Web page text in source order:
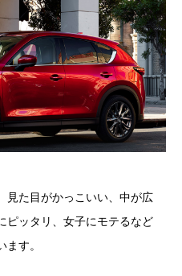
見た目がかっこいい、中が広
ピッタリ、女子にモテるなど
す。